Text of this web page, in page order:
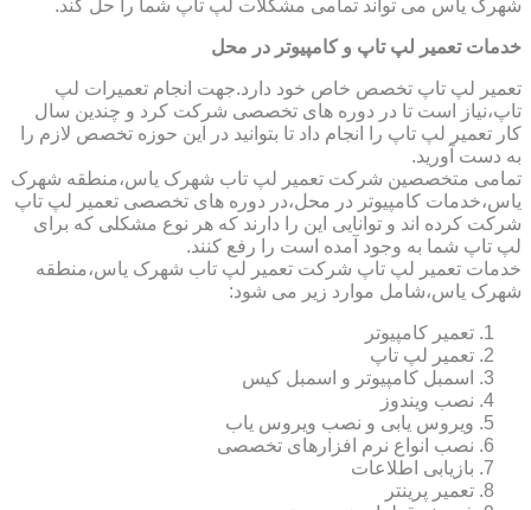
شهرک یاس می تواند تمامی مشکلات لپ تاپ شما را حل کند.
خدمات تعمیر لپ تاپ و کامپیوتر در محل
تعمیر لپ تاپ تخصص خاص خود دارد.جهت انجام تعمیرات لپ
تاپ،نیاز است تا در دوره های تخصصی شرکت کرد و چندین سال
کار تعمیر لپ تاپ را انجام داد تا بتوانید در این حوزه تخصص لازم را
به دست آورید.
تمامی متخصصین شرکت تعمیر لپ تاب شهرک یاس،منطقه شهرک
یاس،خدمات کامپیوتر در محل،در دوره های تخصصی تعمیر لپ تاپ
شرکت کرده اند و توانایی این را دارند که هر نوع مشکلی که برای
لپ تاپ شما به وجود آمده است را رفع کنند.
خدمات تعمیر لپ تاپ شرکت تعمیر لپ تاب شهرک یاس،منطقه
شهرک یاس،شامل موارد زیر می شود:
تعمیر کامپیوتر
تعمیر لپ تاپ
اسمبل کامپیوتر و اسمبل کیس
نصب ویندوز
ویروس یابی و نصب ویروس یاب
نصب انواع نرم افزارهای تخصصی
بازیابی اطلاعات
تعمیر پرینتر